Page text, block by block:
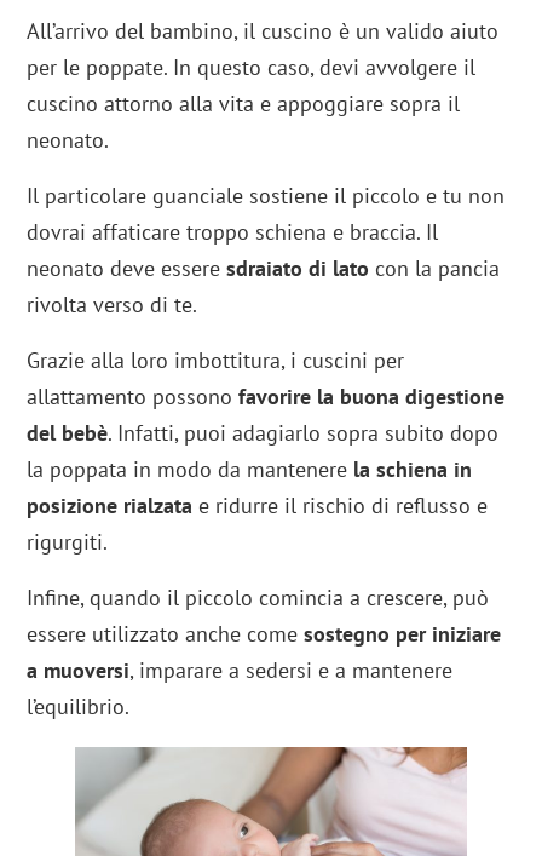
All’arrivo del bambino, il cuscino è un valido aiuto
per le poppate. In questo caso, devi avvolgere il
cuscino attorno alla vita e appoggiare sopra il
neonato.
Il particolare guanciale sostiene il piccolo e tu non
dovrai affaticare troppo schiena e braccia. Il
neonato deve esseresdraiato di lato con la pancia
rivolta verso di te.
Grazie alla loro imbottitura, i cuscini per
allattamento possonofavorire la buona digestione
del bebè. Infatti, puoi adagiarlo sopra subito dopo
la poppata in modo da mantenere la schiena in
posizione rialzata e ridurre il rischio di reflusso e
rigurgiti.
Infine, quando il piccolo comincia a crescere, può
essere utilizzato anche comesostegno per iniziare
a muoversi, imparare a sedersi e a mantenere
l’equilibrio.